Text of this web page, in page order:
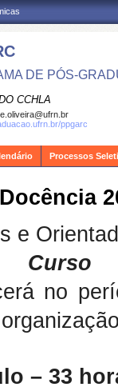
DE PÓS-
CCHLA
ppgarc
Processos
e
Curso
no
– 33